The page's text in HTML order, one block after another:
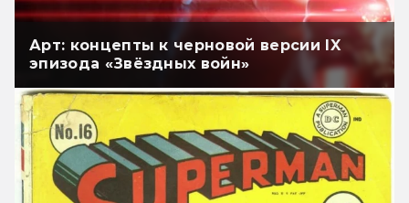
Арт: концепты к черновой версии IX
эпизода «Звёздных войн»